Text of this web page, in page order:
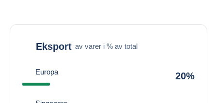
Eksport av varer i % av total
Europa 20%